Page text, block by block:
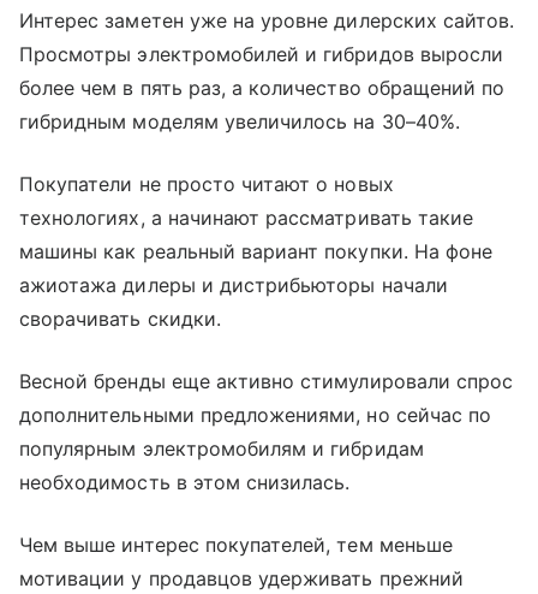
Интерес заметен уже на уровне дилерских сайтов.
Просмотры электромобилей и гибридов выросли
более чем в пять раз, а количество обращений по
гибридным моделям увеличилось на 30–40%.
Покупатели не просто читают о новых
технологиях, а начинают рассматривать такие
машины как реальный вариант покупки. На фоне
ажиотажа дилеры и дистрибьюторы начали
сворачивать скидки.
Весной бренды еще активно стимулировали спрос
дополнительными предложениями, но сейчас по
популярным электромобилям и гибридам
необходимость в этом снизилась.
Чем выше интерес покупателей, тем меньше
мотивации у продавцов удерживать прежний